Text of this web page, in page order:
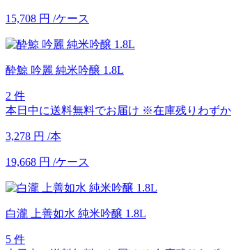
15,708 円 /ケース
酔鯨 吟麗 純米吟醸 1.8L
2 件
本日中に送料無料でお届け ※在庫残りわずか
3,278 円 /本
19,668 円 /ケース
白瀧 上善如水 純米吟醸 1.8L
5 件